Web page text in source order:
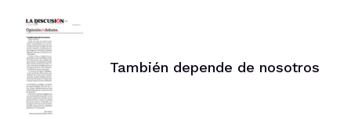
También depende de nosotros